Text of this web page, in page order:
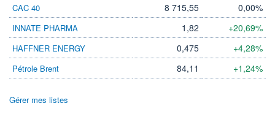
CAC 40 8 715,55 0,00%
INNATE PHARMA 1,82 +20,69%
HAFFNER ENERGY 0,475 +4,28%
Pétrole Brent 84,11 +1,24%
Gérer mes listes